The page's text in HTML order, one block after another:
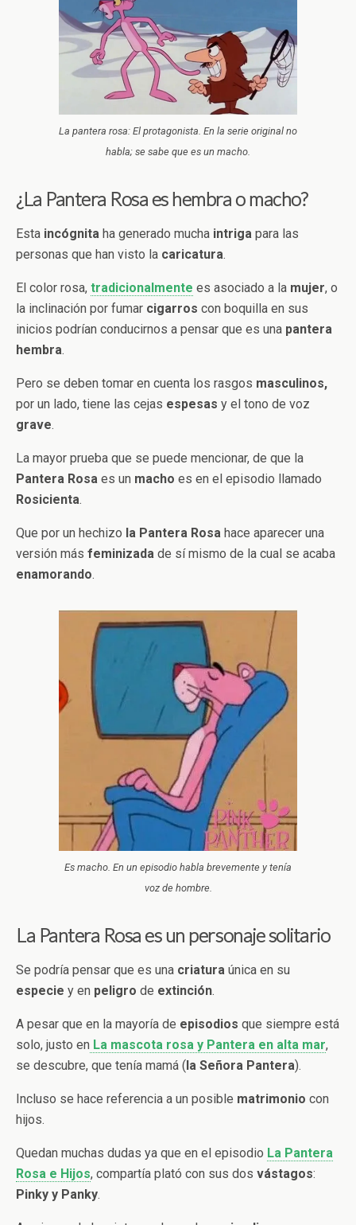
La pantera rosa: El protagonista. En la serie original no
habla; se sabe que es un macho.
¿La Pantera Rosa es hembra o macho?
Esta incógnita ha generado mucha intriga para las
personas que han visto la caricatura.
El color rosa, tradicionalmente es asociado a la mujer, o
la inclinación por fumar cigarros con boquilla en sus
inicios podrían conducirnos a pensar que es una pantera
hembra.
Pero se deben tomar en cuenta los rasgos masculinos,
por un lado, tiene las cejas espesas y el tono de voz
grave.
La mayor prueba que se puede mencionar, de que la
Pantera Rosa es un macho es en el episodio llamado
Rosicienta.
Que por un hechizo la Pantera Rosa hace aparecer una
versión más feminizada de sí mismo de la cual se acaba
enamorando.
Es macho. En un episodio habla brevemente y tenía
voz de hombre.
La Pantera Rosa es un personaje solitario
Se podría pensar que es una criatura única en su
especie y en peligro de extinción.
A pesar que en la mayoría de episodios que siempre está
solo, justo en La mascota rosa y Pantera en alta mar,
se descubre, que tenía mamá ( la Señora Pantera).
Incluso se hace referencia a un posible matrimonio con
hijos.
Quedan muchas dudas ya que en el episodio La Pantera
Rosa e Hijos, compartía plató con sus dos vástagos:
Pinky y Panky.